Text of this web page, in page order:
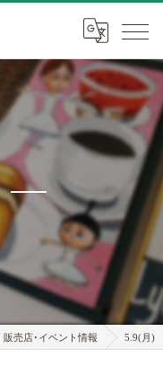
販売店･イベント情報 5.9(月)